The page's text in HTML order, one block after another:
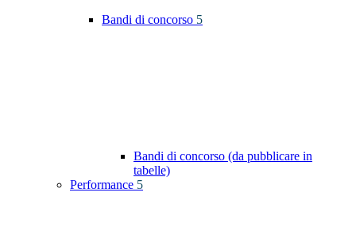
Bandi di concorso 5
Bandi di concorso (da pubblicare in
tabelle)
Performance 5